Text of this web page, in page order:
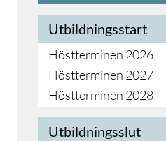
Utbildningsstart
Höstterminen 2026
Höstterminen 2027
Höstterminen 2028
Utbildningsslut